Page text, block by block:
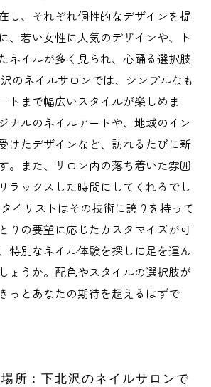
し、それぞれ個性的なデザインを提
、若い女性に人気のデザインや、ト
ネイルが多く見られ、心踊る選択肢
のネイルサロンでは、シンプルなも
トまで幅広いスタイルが楽しめま
ナルのネイルアートや、地域のイン
けたデザインなど、訪れるたびに新
。また、サロン内の落ち着いた雰囲
ラックスした時間にしてくれるでし
イリストはその技術に誇りを持って
りの要望に応じたカスタマイズが可
特別なネイル体験を探しに足を運ん
ょうか。配色やスタイルの選択肢が
っとあなたの期待を超えるはずで
所：下北沢のネイルサロンで